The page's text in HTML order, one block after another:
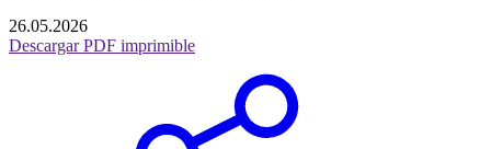
26.05.2026
Descargar PDF imprimible